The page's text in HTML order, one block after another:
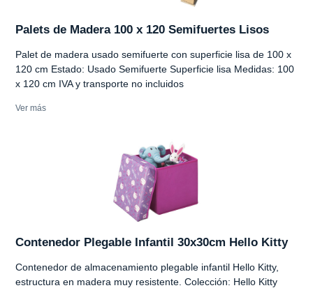
Palets de Madera 100 x 120 Semifuertes Lisos
Palet de madera usado semifuerte con superficie lisa de 100 x
120 cm Estado: Usado Semifuerte Superficie lisa Medidas: 100
x 120 cm IVA y transporte no incluidos
Ver más
Contenedor Plegable Infantil 30x30cm Hello Kitty
Contenedor de almacenamiento plegable infantil Hello Kitty,
estructura en madera muy resistente. Colección: Hello Kitty